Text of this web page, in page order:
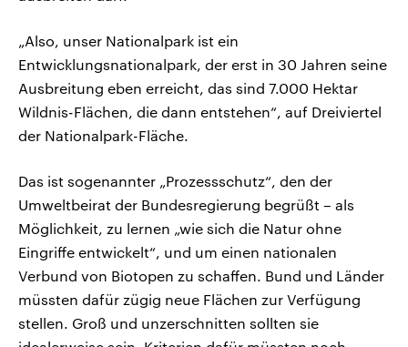
„Also, unser Nationalpark ist ein
Entwicklungsnationalpark, der erst in 30 Jahren seine
Ausbreitung eben erreicht, das sind 7.000 Hektar
Wildnis-Flächen, die dann entstehen“, auf Dreiviertel
der Nationalpark-Fläche.
Das ist sogenannter „Prozessschutz“, den der
Umweltbeirat der Bundesregierung begrüßt – als
Möglichkeit, zu lernen „wie sich die Natur ohne
Eingriffe entwickelt“, und um einen nationalen
Verbund von Biotopen zu schaffen. Bund und Länder
müssten dafür zügig neue Flächen zur Verfügung
stellen. Groß und unzerschnitten sollten sie